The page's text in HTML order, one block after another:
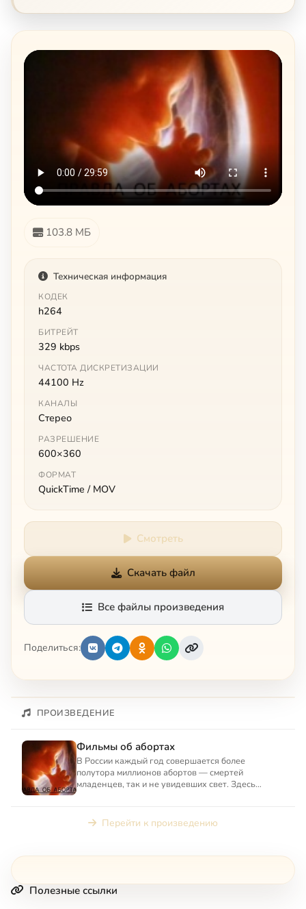
103.8 МБ
Техническая информация
КОДЕК
h264
БИТРЕЙТ
329 kbps
ЧАСТОТА ДИСКРЕТИЗАЦИИ
44100 Hz
КАНАЛЫ
Стерео
РАЗРЕШЕНИЕ
600×360
ФОРМАТ
QuickTime / MOV
Смотреть
Скачать файл
Все файлы произведения
Поделиться:
ПРОИЗВЕДЕНИЕ
Фильмы об абортах
В России каждый год совершается более
полутора миллионов абортов — смертей
младенцев, так и не увидевших свет. Здесь
Перейти к произведению
Полезные ссылки